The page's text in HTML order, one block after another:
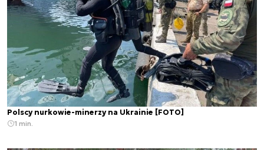
Polscy nurkowie-minerzy na Ukrainie [FOTO]
1 min.